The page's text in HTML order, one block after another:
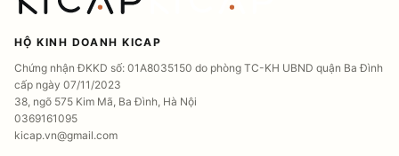
HỘ KINH DOANH KICAP
Chứng nhận ĐKKD số: 01A8035150 do phòng TC-KH UBND quận Ba Đình
cấp ngày 07/11/2023
38, ngõ 575 Kim Mã, Ba Đình, Hà Nội
0369161095
kicap.vn@gmail.com